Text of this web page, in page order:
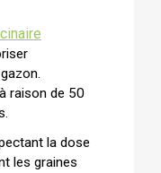
raison de 50
la dose
les graines